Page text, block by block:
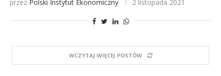
przez Polski Instytut Ekonomiczny 2 listopada 2021
WCZYTAJ WIĘCEJ POSTÓW